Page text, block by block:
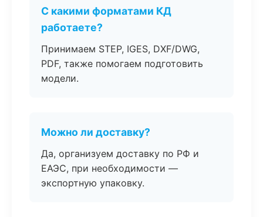
С какими форматами КД
работаете?
Принимаем STEP, IGES, DXF/DWG,
PDF, также помогаем подготовить
модели.
Можно ли доставку?
Да, организуем доставку по РФ и
ЕАЭС, при необходимости —
экспортную упаковку.